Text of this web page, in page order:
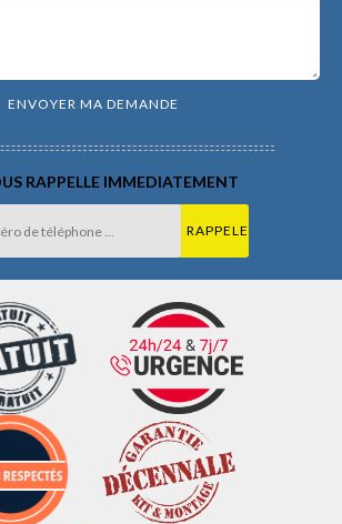
RAPPELLE IMMEDIATEMENT